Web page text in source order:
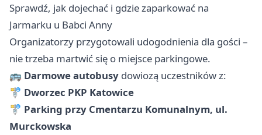
Sprawdź, jak dojechać i gdzie zaparkować na
Jarmarku u Babci Anny
Organizatorzy przygotowali udogodnienia dla gości –
nie trzeba martwić się o miejsce parkingowe.
🚌 Darmowe autobusy dowiozą uczestników z:
🚏 Dworzec PKP Katowice
🚏 Parking przy Cmentarzu Komunalnym, ul.
Murckowska